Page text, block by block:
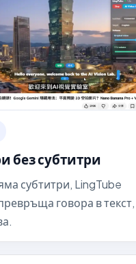
без субтитри
субтитри, LingTube
говора в